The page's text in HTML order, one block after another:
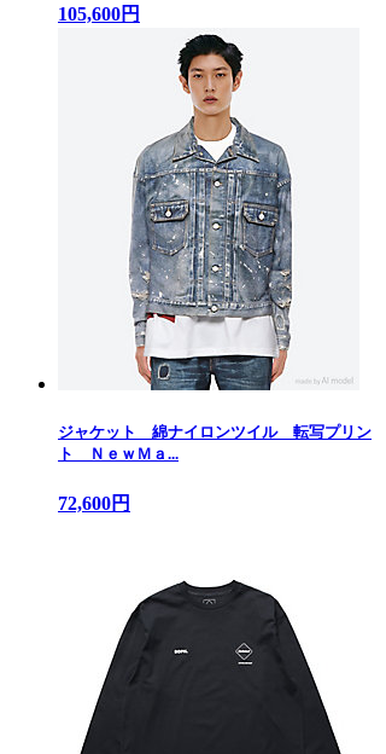
105,600円
ジャケット 綿ナイロンツイル 転写プリン
ト ＮｅｗＭａ...
72,600円